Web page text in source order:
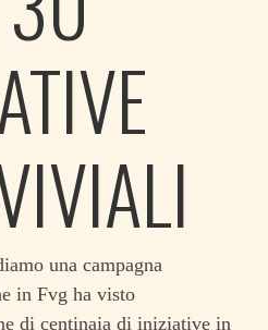
una campagna
in Fvg ha visto
di centinaia di iniziative in